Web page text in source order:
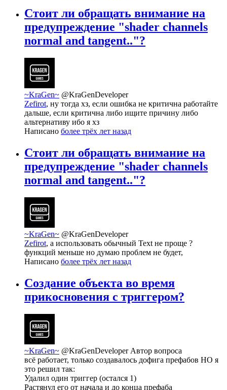
Стоит ли обращать внимание на
предупреждение "shader channels
normal and tangent.."?
~KraGen~ @KraGenDeveloper
Zefirot, ну тогда хз, если ошибка не критична работайте
дальше, если критична либо ищите причину либо
альтернативу ибо я хз
Написано более трёх лет назад
Стоит ли обращать внимание на
предупреждение "shader channels
normal and tangent.."?
~KraGen~ @KraGenDeveloper
Zefirot, а использовать обычный Text не проще ?
функций меньше но думаю проблем не будет,
Написано более трёх лет назад
Создание объекта во время
прикосновения с триггером?
~KraGen~ @KraGenDeveloper Автор вопроса
всё работает, только создавалось дофига префабов НО я
это решил так:
Удалил один триггер (остался 1)
Растянул его от начала и до конца префаба